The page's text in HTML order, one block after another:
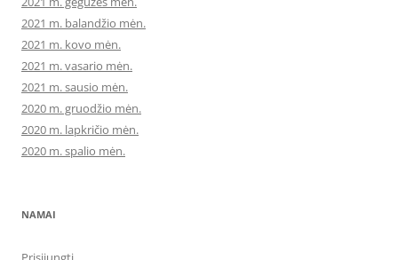
2021 m. balandžio mėn.
2021 m. kovo mėn.
2021 m. vasario mėn.
2021 m. sausio mėn.
2020 m. gruodžio mėn.
2020 m. lapkričio mėn.
2020 m. spalio mėn.
NAMAI